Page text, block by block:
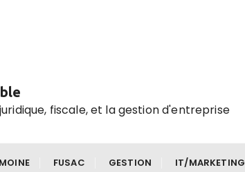
fiscale, et la gestion d'entreprise
FUSAC GESTION IT/MARKETING